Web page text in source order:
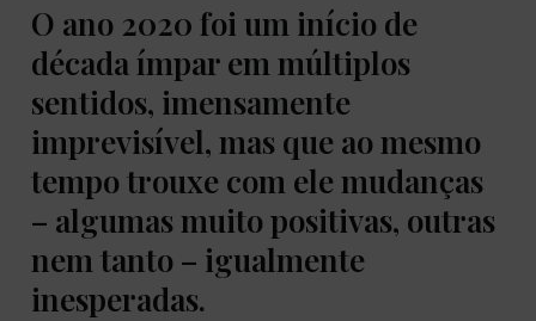
O ano 2020 foi um início de
década ímpar em múltiplos
sentidos, imensamente
imprevisível, mas que ao mesmo
tempo trouxe com ele mudanças
– algumas muito positivas, outras
nem tanto – igualmente
inesperadas.